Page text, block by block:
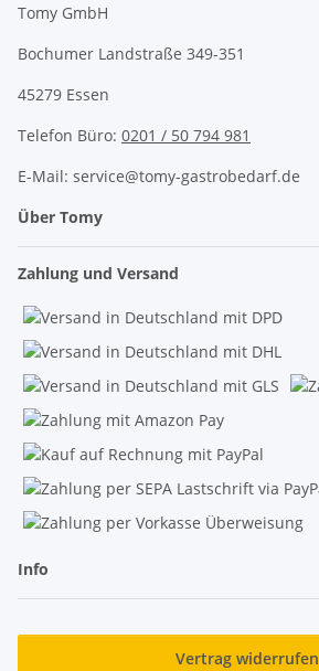
Tomy GmbH
Bochumer Landstraße 349-351
45279 Essen
Telefon Büro: 0201 / 50 794 981
E-Mail: service@tomy-gastrobedarf.de
Über Tomy
Zahlung und Versand
Info
Vertrag widerrufen